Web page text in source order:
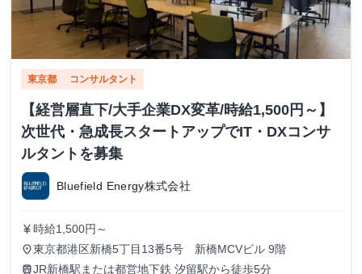
東京都 コンサルタント
【経営層直下/大手企業DX変革/時給1,500円～】
次世代・急成長スタートアップでIT・DXコンサ
ルタントを募集
Bluefield Energy株式会社
currency_yen 時給1,500円～
place東京都港区新橋5丁目13番5号 新橋MCVビル 9階
trainJR新橋駅または都営地下鉄 汐留駅から徒歩5分